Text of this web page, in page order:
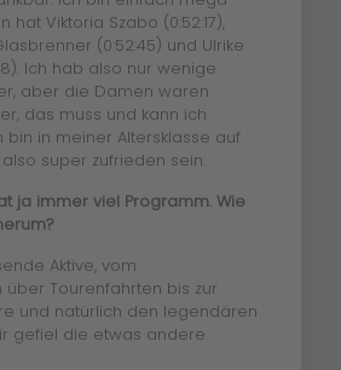
hat Viktoria Szabo (0:52:17),
(0:52:45) und Ulrike
Ich hab also nur wenige
aber die Damen waren
das muss und kann ich
bin in meiner Altersklasse auf
also super zufrieden sein.
ja immer viel Programm. Wie
Aktive, vom
über Tourenfahrten bis zur
und natürlich den legendären
gefiel die etwas andere